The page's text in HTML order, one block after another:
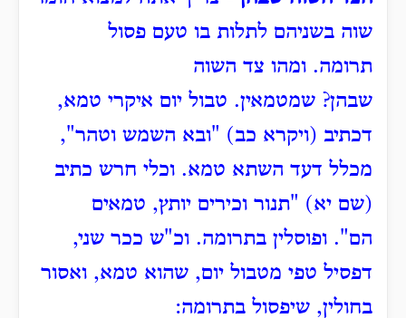
שוה בשניהם לתלות בו טעם פסול
תרומה. ומהו צד השוה
שבהן? שמטמאין. טבול יום איקרי טמא,
דכתיב (ויקרא כב) "ובא השמש וטהר",
מכלל דעד השתא טמא. וכלי חרש כתיב
(שם יא) "תנור וכירים יותץ, טמאים
הם". ופוסלין בתרומה. וכ"ש ככר שני,
דפסיל טפי מטבול יום, שהוא טמא, ואסור
בחולין, שיפסול בתרומה: